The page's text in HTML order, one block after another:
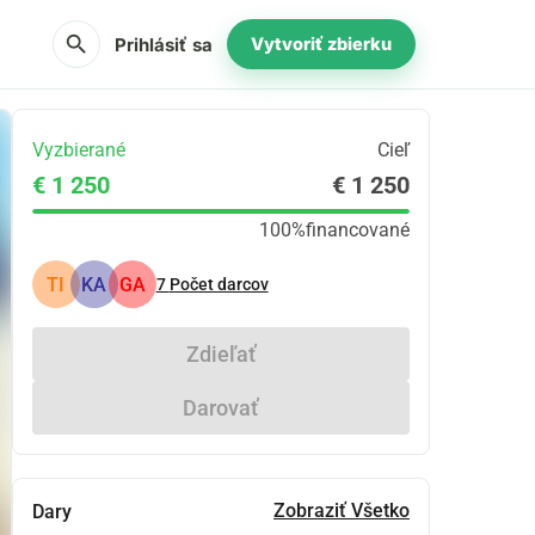
search Prihlásiť sa Vytvoriť zbierku
Vyzbierané Cieľ
€ 1 250 € 1 250
100%financované
TI KA GA 7 Počet darcov
Zdieľať
Darovať
Dary Zobraziť Všetko